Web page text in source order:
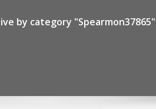
by category "Spearmon37865"